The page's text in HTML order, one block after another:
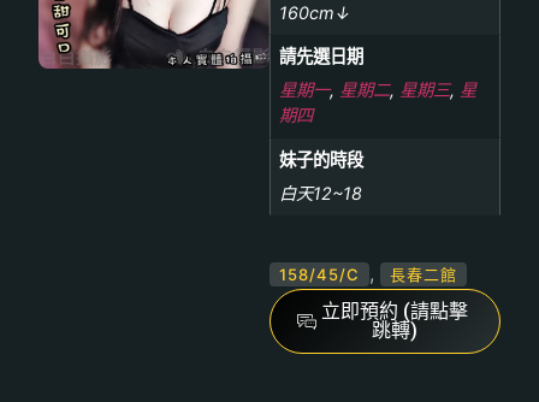
160cm↓
請先選日期
星期一, 星期二, 星期三, 星
期四
妹子的時段
白天12~18
158/45/C , 長春二館
立即預約 (請點擊
跳轉)